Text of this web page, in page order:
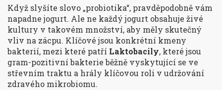
Když slyšíte slovo „probiotika“, pravděpodobně vám
napadne jogurt. Ale ne každý jogurt obsahuje živé
kultury v takovém množství, aby měly skutečný
vliv na zácpu. Klíčové jsou konkrétní kmeny
bakterií, mezi které patří Laktobacily, které jsou
gram-pozitivní bakterie běžně vyskytující se ve
střevním traktu a hrály klíčovou roli v udržování
zdravého mikrobiomu.